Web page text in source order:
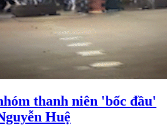
thanh niên 'bốc đầu'
Huệ